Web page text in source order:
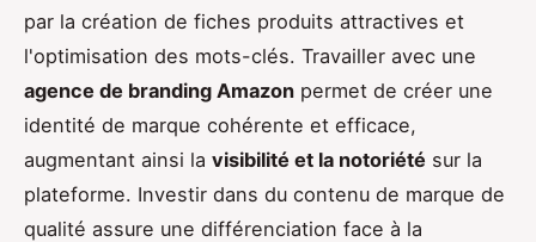
par la création de fiches produits attractives et
l'optimisation des mots-clés. Travailler avec une
agence de branding Amazon permet de créer une
identité de marque cohérente et efficace,
augmentant ainsi la visibilité et la notoriété sur la
plateforme. Investir dans du contenu de marque de
qualité assure une différenciation face à la